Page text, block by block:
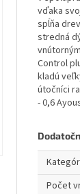
vďaka
spĺňa
stredná
Control
kladú
útočníci
- 0,6
Počet